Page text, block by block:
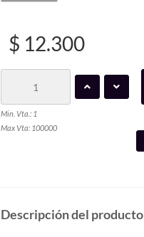
$ 12.300
Min. Vta.: 1
Max Vta: 100000
Descripción del producto